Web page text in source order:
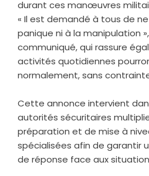
durant ces manœuvres
‎« Il est demandé à tous de
panique ni à la manipulation
communiqué, qui rassure
activités quotidiennes
normalement, sans
‎Cette annonce intervient
autorités sécuritaires
préparation et de mise à
spécialisées afin de garantir
de réponse face aux